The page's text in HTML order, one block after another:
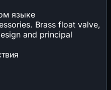
языке
Brass float valve,
and principal